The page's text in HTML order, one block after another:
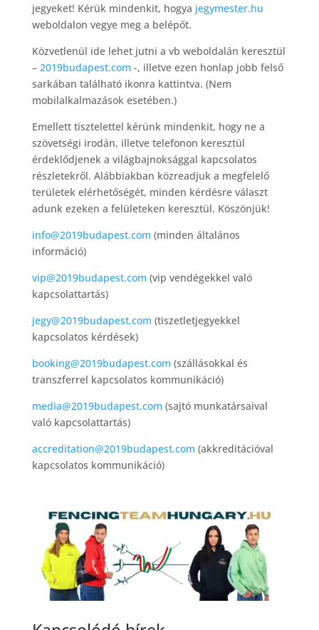
jegyeket! Kérük mindenkit, hogya jegymester.hu
weboldalon vegye meg a belépőt.
Közvetlenül ide lehet jutni a vb weboldalán keresztül
– 2019budapest.com -, illetve ezen honlap jobb felső
sarkában található ikonra kattintva. (Nem
mobilalkalmazások esetében.)
Emellett tisztelettel kérünk mindenkit, hogy ne a
szövetségi irodán, illetve telefonon keresztül
érdeklődjenek a világbajnoksággal kapcsolatos
részletekről. Alábbiakban közreadjuk a megfelelő
területek elérhetőségét, minden kérdésre választ
adunk ezeken a felületeken keresztül. Köszönjük!
info@2019budapest.com (minden általános
információ)
vip@2019budapest.com (vip vendégekkel való
kapcsolattartás)
jegy@2019budapest.com (tiszetletjegyekkel
kapcsolatos kérdések)
booking@2019budapest.com (szállásokkal és
transzferrel kapcsolatos kommunikáció)
media@2019budapest.com (sajtó munkatársaival
való kapcsolattartás)
accreditation@2019budapest.com (akkreditációval
kapcsolatos kommunikáció)